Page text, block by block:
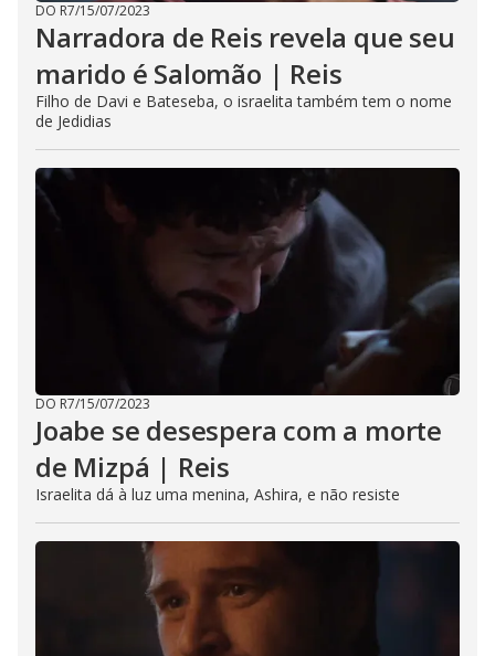
DO R7/15/07/2023
Narradora de Reis revela que seu
marido é Salomão | Reis
Filho de Davi e Bateseba, o israelita também tem o nome
de Jedidias
DO R7/15/07/2023
Joabe se desespera com a morte
de Mizpá | Reis
Israelita dá à luz uma menina, Ashira, e não resiste